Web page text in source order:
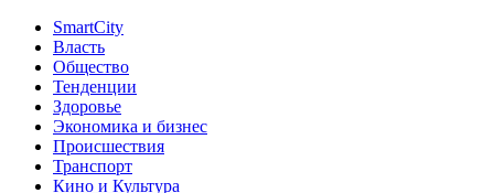
SmartCity
Власть
Общество
Тенденции
Здоровье
Экономика и бизнес
Происшествия
Транспорт
Кино и Культура